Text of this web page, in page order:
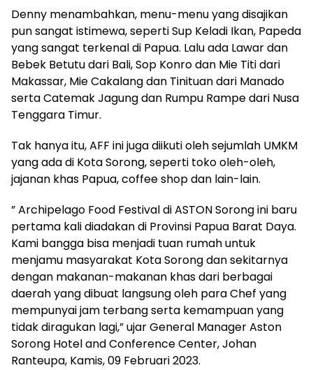
Denny menambahkan, menu-menu yang disajikan
pun sangat istimewa, seperti Sup Keladi Ikan, Papeda
yang sangat terkenal di Papua. Lalu ada Lawar dan
Bebek Betutu dari Bali, Sop Konro dan Mie Titi dari
Makassar, Mie Cakalang dan Tinituan dari Manado
serta Catemak Jagung dan Rumpu Rampe dari Nusa
Tenggara Timur.
Tak hanya itu, AFF ini juga diikuti oleh sejumlah UMKM
yang ada di Kota Sorong, seperti toko oleh-oleh,
jajanan khas Papua, coffee shop dan lain-lain.
” Archipelago Food Festival di ASTON Sorong ini baru
pertama kali diadakan di Provinsi Papua Barat Daya.
Kami bangga bisa menjadi tuan rumah untuk
menjamu masyarakat Kota Sorong dan sekitarnya
dengan makanan-makanan khas dari berbagai
daerah yang dibuat langsung oleh para Chef yang
mempunyai jam terbang serta kemampuan yang
tidak diragukan lagi,” ujar General Manager Aston
Sorong Hotel and Conference Center, Johan
Ranteupa, Kamis, 09 Februari 2023.